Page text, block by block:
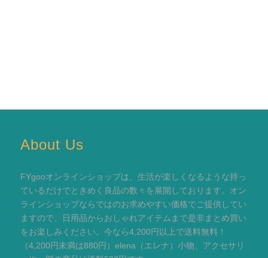
About Us
FYgooオンラインショップは、生活が楽しくなるような持っ
ているだけでときめく良品の数々を展開しております。オン
ラインショップならではのお求めやすい価格でご提供してい
ますので、日用品からおしゃれアイテムまで是非まとめ買い
をお楽しみください。今なら4,200円以上で送料無料！
（4,200円未満は880円）elena（エレナ）小物、アクセサリ